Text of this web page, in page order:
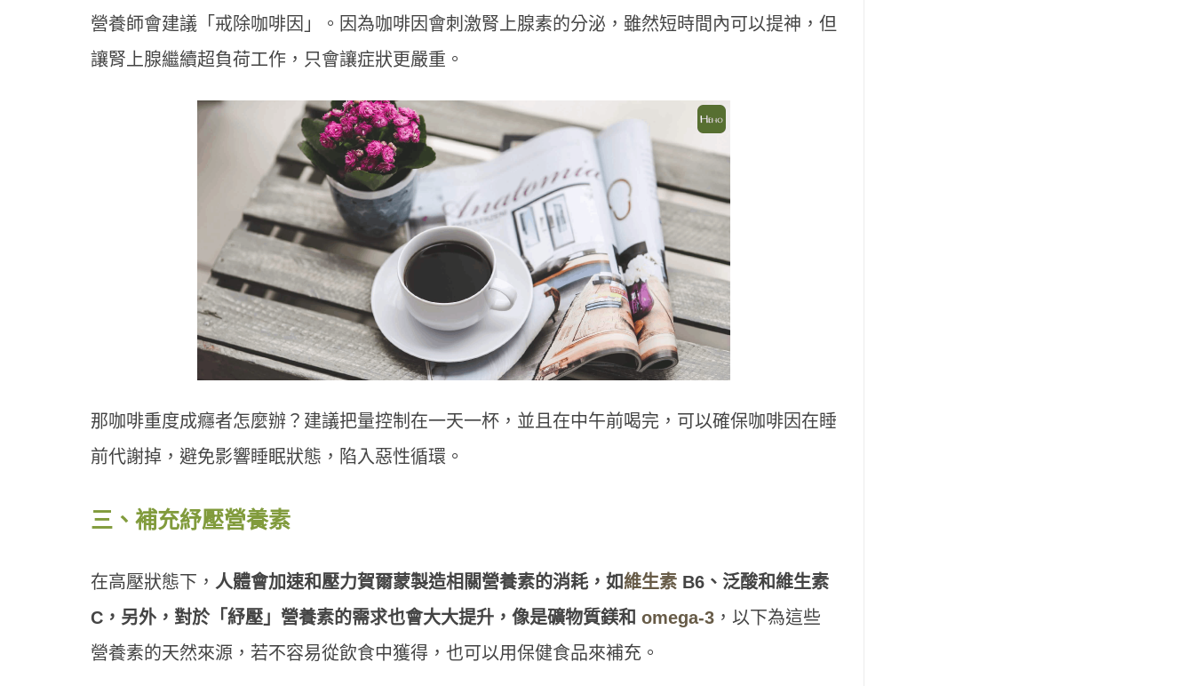
營養師會建議「戒除咖啡因」。因為咖啡因會刺激腎上腺素的分泌，雖然短時間內可以提神，但
讓腎上腺繼續超負荷工作，只會讓症狀更嚴重。
那咖啡重度成癮者怎麼辦？建議把量控制在一天一杯，並且在中午前喝完，可以確保咖啡因在睡
前代謝掉，避免影響睡眠狀態，陷入惡性循環。
三、補充紓壓營養素
在高壓狀態下， 人體會加速和壓力賀爾蒙製造相關營養素的消耗，如維生素 B6、泛酸和維生素
C，另外，對於「紓壓」營養素的需求也會大大提升，像是礦物質鎂和 omega-3 ，以下為這些
營養素的天然來源，若不容易從飲食中獲得，也可以用保健食品來補充。